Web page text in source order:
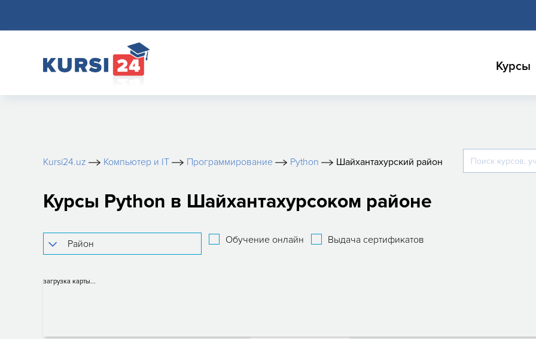
Курсы
Kursi24.uz Компьютер и IT Программирование Python Шайхантахурский район
Курсы Python в Шайхантахурсоком районе
Обучение онлайн Выдача сертификатов
загрузка карты...